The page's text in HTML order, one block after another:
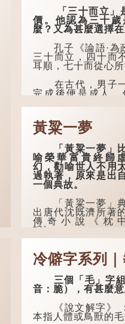
「三十而立」是
價。他認為三十
麼？又為甚麼選擇
孔子《論語·為政
三十而立，四十而
耳順，七十而從心所
在古代，男子一
完成後便是成人
這說明三十歲在...
黃粱一夢
「黃粱一夢」
喻榮華富貴終歸
幻，勸喻世人不用
過執著，原來是出自
一個典故。
「黃粱一夢」
出唐代沈既濟所著
傳奇小說《枕中
記》。
典故是這樣的：
唐朝開元年間，有
個窮困潦倒的盧姓
生，在上京赴考的
中經過一間旅店
息，碰巧遇到一位
姓道士，兩人暢談甚
歡。
冷僻字系列
三個「毛」字組
音：脆），有甚麼意
《說文解字》 ：
本指人體或鳥獸的